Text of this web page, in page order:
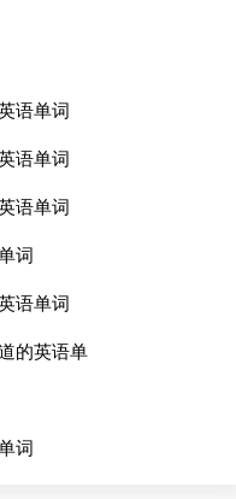
语单词
语单词
语单词
词
语单词
的英语单
词